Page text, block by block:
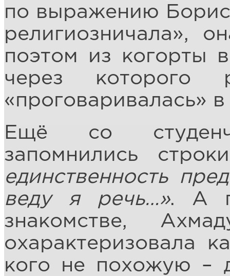
по выражению
религиозничала»,
поэтом из когорты
через которого
«проговаривалась»
Ещё со
запомнились
единственность
веду я речь…». А
знакомстве,
охарактеризовала
кого не похожую –